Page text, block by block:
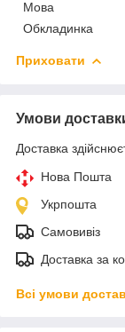
Мова
Обкладинка
Приховати
Умови
Доставка
Нова Пошта
Укрпошта
Самовивіз
Доставка за
Всі умови